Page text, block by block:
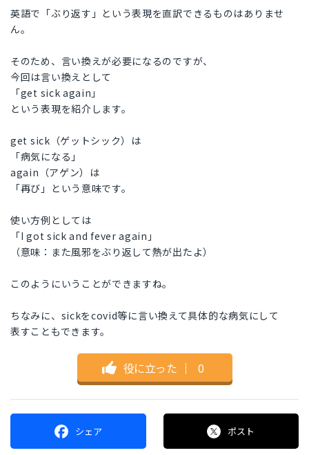
英語で「ぶり返す」という表現を直訳できるものはありませ
ん。
そのため、言い換えが必要になるのですが、
今回は言い換えとして
「get sick again」
という表現を紹介します。
get sick（ゲットシック）は
「病気になる」
again（アゲン）は
「再び」という意味です。
使い方例としては
「I got sick and fever again」
（意味：また風邪をぶり返して熱が出たよ）
このようにいうことができますね。
ちなみに、sickをcovid等に言い換えて具体的な病気にして
表すこともできます。
役に立った ｜ 0
シェア ポスト